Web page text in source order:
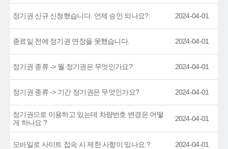
정기권 신규 신청했습니다. 언제 승인 되나요? 2024-04-01
종료일 전에 정기권 연장을 못했습니다. 2024-04-01
정기권 종류 -> 월 정기권은 무엇인가요? 2024-04-01
정기권 종류 -> 기간 정기권은 무엇인가요? 2024-04-01
정기권으로 이용하고 있는데 차량번호 변경은 어떻
게 하나요 ?
2024-04-01
모바일로 사이트 접속 시 제한 사항이 있나요 ? 2024-04-01